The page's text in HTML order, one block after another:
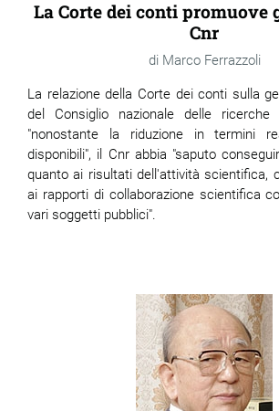
La Corte dei conti promuove
Cnr
Marco Ferrazzoli
La relazione della Corte dei conti sulla
del Consiglio nazionale delle ricerche
"nonostante la riduzione in termini
disponibili", il Cnr abbia "saputo
quanto ai risultati dell'attività scientifica,
ai rapporti di collaborazione scientifica
vari soggetti pubblici".